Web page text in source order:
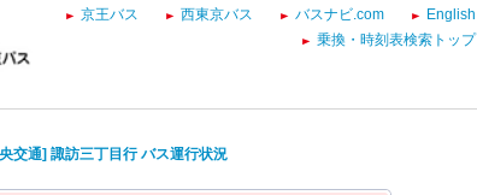
京王バス 西東京バス バスナビ.com
English
乗換・時刻表検索トップ
交通] 諏訪三丁目行 バス運行状況